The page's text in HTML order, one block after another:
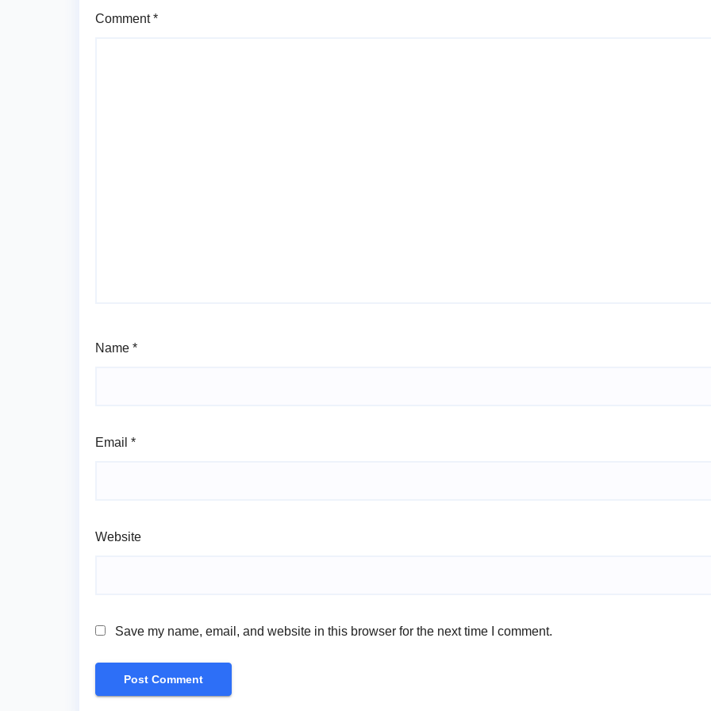
Comment*
Name *
Email *
Website
Save my name, email, and website in this browser for the next time I comment.